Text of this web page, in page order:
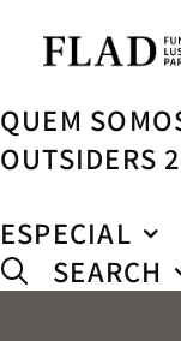
QUEM
OUTSIDERS
ESPECIAL
SEARCH